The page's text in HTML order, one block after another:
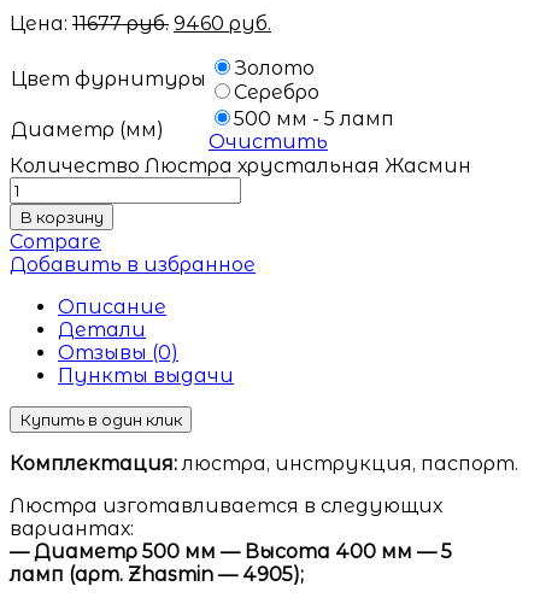
Цена: 11677руб. 9460 руб.
Цвет фурнитуры
Золото
Серебро
Диаметр (мм)
500 мм - 5 ламп
Очистить
Количество Люстра хрустальная Жасмин
В корзину
Compare
Добавить в избранное
Описание
Детали
Отзывы (0)
Пункты выдачи
Купить в один клик
Комплектация:люстра, инструкция, паспорт.
Люстра изготавливается в следующих
вариантах:
— Диаметр 500 мм — Высота 400 мм — 5
ламп (арт. Zhasmin — 4905);